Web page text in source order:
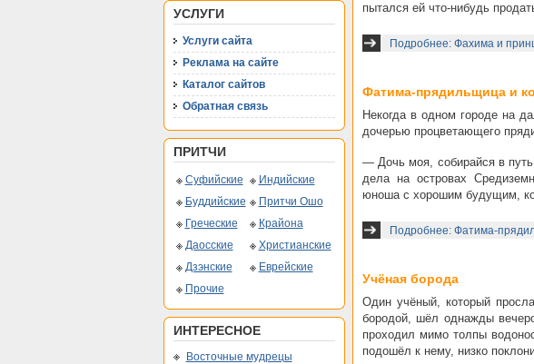
УСЛУГИ
Услуги сайта
Реклама на сайте
Каталог сайтов
Обратная связь
ПРИТЧИ
Суфийские
Индийские
Буддийские
Притчи Ошо
Греческие
Крайона
Даосские
Христианские
Дзэнские
Еврейские
Прочие
ИНТЕРЕСНОЕ
Восточные мудрецы
пытался ей что-нибудь
Подробнее: Фахима и
Фатима-прядильщица и
Некогда в одном городе на
дочерью процветающего
— Дочь моя, собирайся в
дела на островах
юноша с хорошим будущим,
Подробнее: Фатима-
Учёная борода
Один учёный, который
бородой, шёл однажды
проходил мимо толпы
подошёл к нему, низко